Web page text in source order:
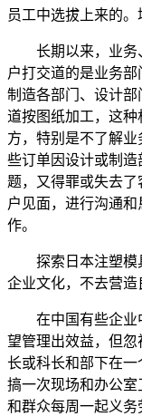
员工中选拔上来的。
长期以来，业务
户打交道的是业务部
制造各部门、设计
道按图纸加工，这
方，特别是不了解
些订单因设计或制造
题，又得罪或失去
户见面，进行沟通
作。
探索日本注塑模
企业文化，不去营造
在中国有些企业
望管理出效益，但忽
长或科长和部下在一
搞一次现场和办公
和群众每周一起义